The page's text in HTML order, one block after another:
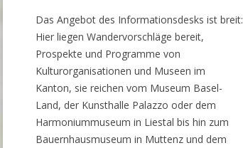
Das Angebot des Informationsdesks ist breit:
Hier liegen Wandervorschläge bereit,
Prospekte und Programme von
Kulturorganisationen und Museen im
Kanton, sie reichen vom Museum Basel-
Land, der Kunsthalle Palazzo oder dem
Harmoniummuseum in Liestal bis hin zum
Bauernhausmuseum in Muttenz und dem